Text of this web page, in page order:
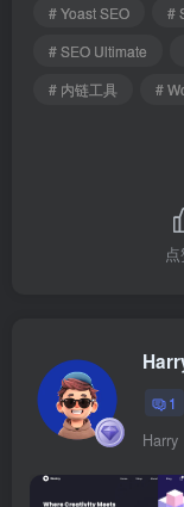
# Yoast SEO
#
# SEO Ultimate
# 内链工具
#
1